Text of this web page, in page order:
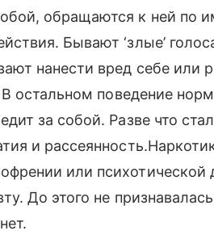
обращаются к ней по
Бывают ‘злые’
нанести вред себе или
остальном поведение
за собой. Разве что
и
или психотической
До этого не